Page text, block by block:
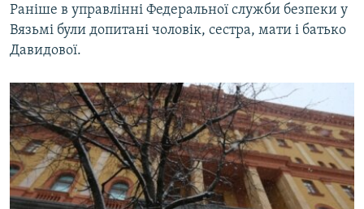
Раніше в управлінні Федеральної служби безпеки у
Вязьмі були допитані чоловік, сестра, мати і батько
Давидової.